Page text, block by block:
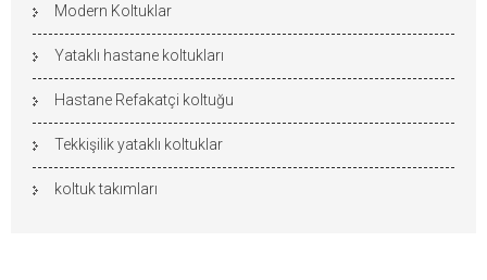
Modern Koltuklar
Yataklı hastane koltukları
Hastane Refakatçi koltuğu
Tekkişilik yataklı koltuklar
koltuk takımları